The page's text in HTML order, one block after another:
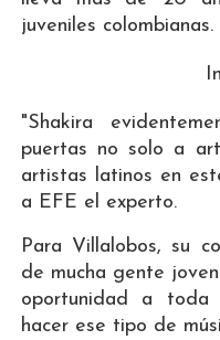
juveniles colombianas.
"Shakira
puertas no solo a
artistas latinos en
a EFE el experto.
Para Villalobos, su
de mucha gente
oportunidad a toda
hacer ese tipo de